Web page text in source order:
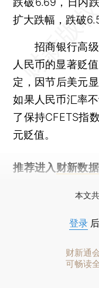
扩大跌幅，跌破
招商银行高级
人民币的显著贬
定，因节后美元
如果人民币汇率
了保持CFETS指
元贬值。
推荐进入 财新数
本文
登录
财新通
可畅读